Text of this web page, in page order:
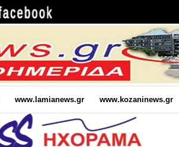
www.lamianews.gr www.kozaninews.gr